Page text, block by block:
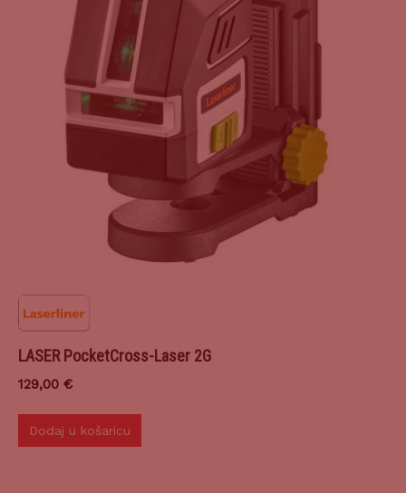
LASER PocketCross-Laser 2G
129,00 €
Dodaj u košaricu